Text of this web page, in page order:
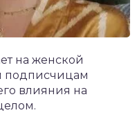
на женской
подписчицам
влияния на